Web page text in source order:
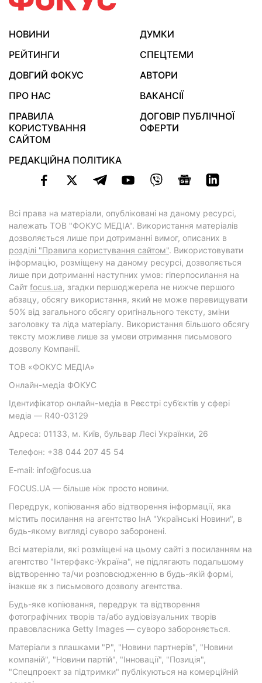
НОВИНИ
ДУМКИ
РЕЙТИНГИ
СПЕЦТЕМИ
ДОВГИЙ ФОКУС
АВТОРИ
ПРО НАС
ВАКАНСІЇ
ПРАВИЛА
КОРИСТУВАННЯ
САЙТОМ
ДОГОВІР ПУБЛІЧНОЇ
ОФЕРТИ
РЕДАКЦІЙНА ПОЛІТИКА
Всі права на матеріали, опубліковані на даному ресурсі,
належать ТОВ "ФОКУС МЕДІА". Використання матеріалів
дозволяється лише при дотриманні вимог, описаних в
розділі "Правила користування сайтом". Використовувати
інформацію, розміщену на даному ресурсі, дозволяється
лише при дотриманні наступних умов: гіперпосилання на
Cайт focus.ua, згадки першоджерела не нижче першого
абзацу, обсягу використання, який не може перевищувати
50% від загального обсягу оригінального тексту, зміни
заголовку та ліда матеріалу. Використання більшого обсягу
тексту можливе лише за умови отримання письмового
дозволу Компанії.
ТОВ «ФОКУС МЕДІА»
Онлайн-медіа ФОКУС
Ідентифікатор онлайн-медіа в Реєстрі суб’єктів у сфері
медіа — R40-03129
Адреса: 01133, м. Київ, бульвар Лесі Українки, 26
Телефон: +38 044 207 45 54
E-mail: info@focus.ua
FOCUS.UA — більше ніж просто новини.
Передрук, копіювання або відтворення інформації, яка
містить посилання на агентство ІнА "Українські Новини", в
будь-якому вигляді суворо заборонені.
Всі матеріали, які розміщені на цьому сайті з посиланням на
агентство "Інтерфакс-Україна", не підлягають подальшому
відтворенню та/чи розповсюдженню в будь-якій формі,
інакше як з письмового дозволу агентства.
Будь-яке копіювання, передрук та відтворення
фотографічних творів та/або аудіовізуальних творів
правовласника Getty Images — суворо забороняється.
Матеріали з плашками "Р", "Новини партнерів", "Новини
компаній", "Новини партій", "Інновації", "Позиція",
"Спецпроект за підтримки" публікуються на комерційній